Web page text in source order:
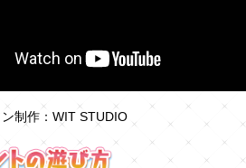
制作：WIT STUDIO